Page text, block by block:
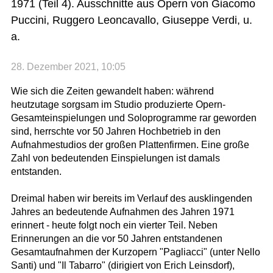
1971 (Teil 4). Ausschnitte aus Opern von Giacomo
Puccini, Ruggero Leoncavallo, Giuseppe Verdi, u.
a.
28. Dezember 2021, 10:05
Wie sich die Zeiten gewandelt haben: während
heutzutage sorgsam im Studio produzierte Opern-
Gesamteinspielungen und Soloprogramme rar geworden
sind, herrschte vor 50 Jahren Hochbetrieb in den
Aufnahmestudios der großen Plattenfirmen. Eine große
Zahl von bedeutenden Einspielungen ist damals
entstanden.
Dreimal haben wir bereits im Verlauf des ausklingenden
Jahres an bedeutende Aufnahmen des Jahren 1971
erinnert - heute folgt noch ein vierter Teil. Neben
Erinnerungen an die vor 50 Jahren entstandenen
Gesamtaufnahmen der Kurzopern "Pagliacci" (unter Nello
Santi) und "Il Tabarro" (dirigiert von Erich Leinsdorf),